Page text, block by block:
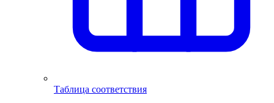
Таблица соответствия